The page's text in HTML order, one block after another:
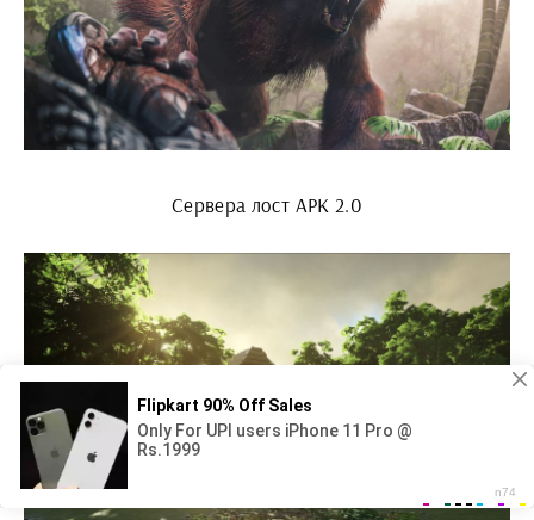
Сервера лост АРК 2.0